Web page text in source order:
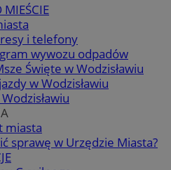
MIEŚCIE
i telefony
wywozu odpadów
Święte w Wodzisławiu
w Wodzisławiu
miasta
sprawę w Urzędzie Miasta?